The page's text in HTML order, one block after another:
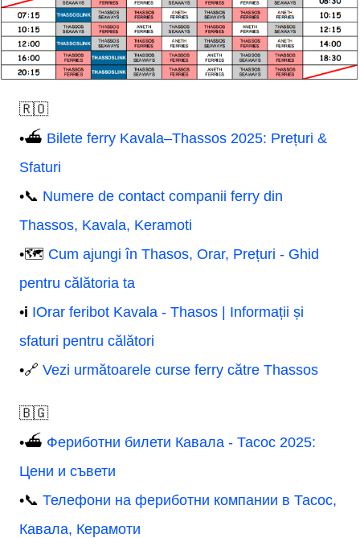
🇷🇴
•⛴️ Bilete ferry Kavala–Thassos 2025: Prețuri &
Sfaturi
•📞 Numere de contact companii ferry din
Thassos, Kavala, Keramoti
•🗺️ Cum ajungi în Thasos, Orar, Prețuri - Ghid
pentru călătoria ta
•ℹ️ IOrar feribot Kavala - Thasos | Informații și
sfaturi pentru călători
•🔗 Vezi următoarele curse ferry către Thassos
🇧🇬
•⛴️ Фериботни билети Кавала - Тасос 2025:
Цени и съвети
•📞 Телефони на фериботни компании в Тасос,
Кавала, Керамоти